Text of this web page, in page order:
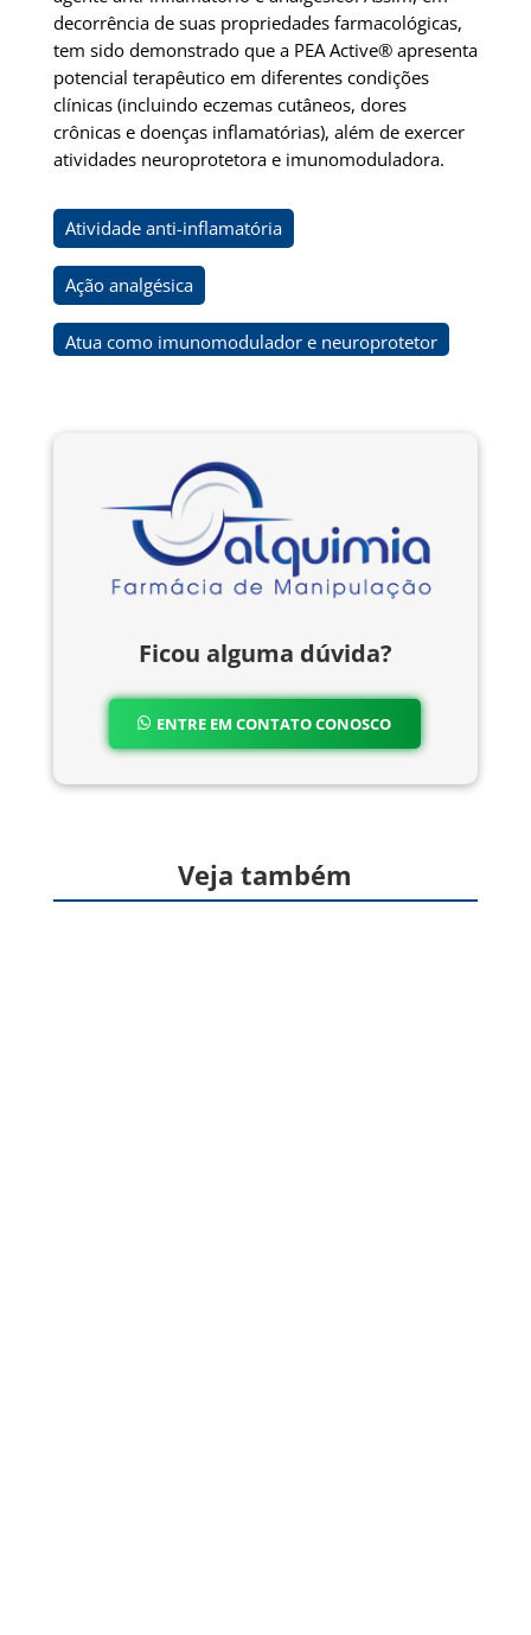
decorrência de suas propriedades farmacológicas,
tem sido demonstrado que a PEA Active® apresenta
potencial terapêutico em diferentes condições
clínicas (incluindo eczemas cutâneos, dores
crônicas e doenças inflamatórias), além de exercer
atividades neuroprotetora e imunomoduladora.
Atividade anti-inflamatória
Ação analgésica
Atua como imunomodulador e neuroprotetor
Ficou alguma dúvida?
ENTRE EM CONTATO CONOSCO
Veja também